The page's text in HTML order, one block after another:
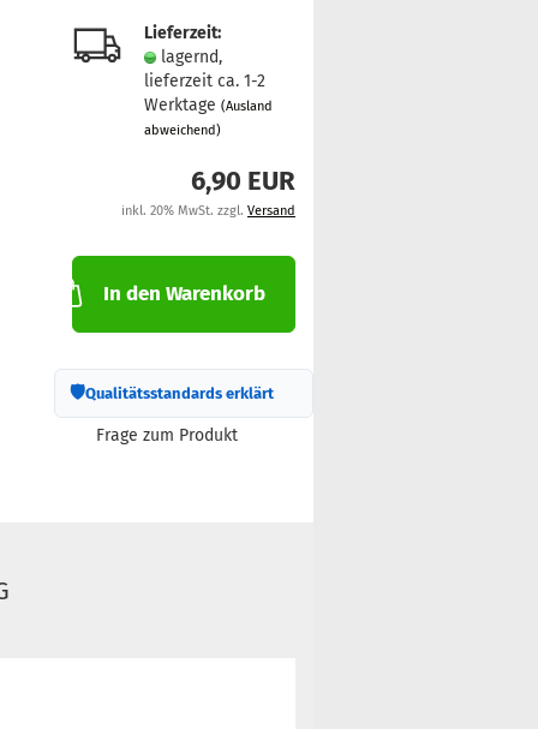
Lieferzeit:
lagernd,
lieferzeit ca. 1-2
Werktage(Ausland
abweichend)
6,90 EUR
inkl. 20% MwSt. zzgl. Versand
In den Warenkorb
🛡Qualitätsstandards erklärt
Frage zum Produkt